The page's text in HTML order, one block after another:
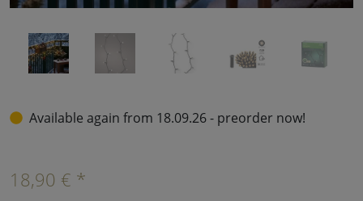
Available again from 18.09.26 - preorder now!
18,90 € *